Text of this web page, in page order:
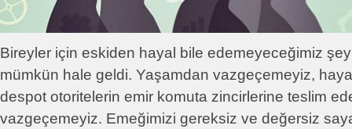
Bireyler için eskiden hayal bile edemeyeceğimiz
mümkün hale geldi. Yaşamdan vazgeçemeyiz,
despot otoritelerin emir komuta zincirlerine teslim
vazgeçemeyiz. Emeğimizi gereksiz ve değersiz